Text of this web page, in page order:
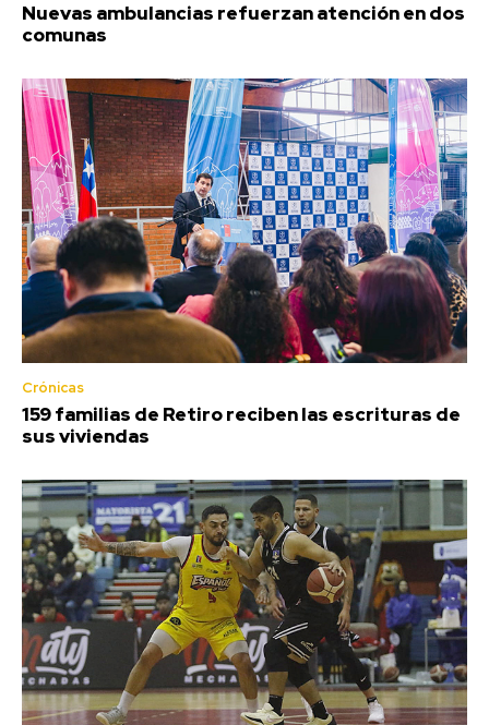
Nuevas ambulancias refuerzan atención en dos
comunas
Crónicas
159 familias de Retiro reciben las escrituras de
sus viviendas